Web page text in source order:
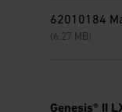
62010184
(6.27 MB)
Genesis® II